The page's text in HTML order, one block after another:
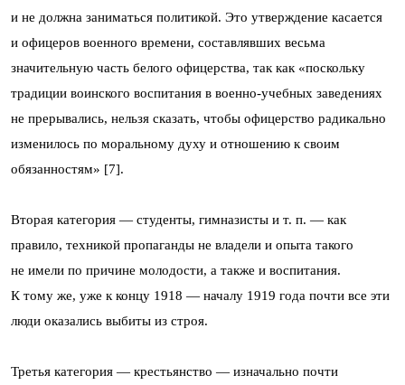
и не должна заниматься политикой. Это утверждение касается
и офицеров военного времени, составлявших весьма
значительную часть белого офицерства, так как «поскольку
традиции воинского воспитания в военно-учебных заведениях
не прерывались, нельзя сказать, чтобы офицерство радикально
изменилось по моральному духу и отношению к своим
обязанностям» [7].
Вторая категория — студенты, гимназисты и т. п. — как
правило, техникой пропаганды не владели и опыта такого
не имели по причине молодости, а также и воспитания.
К тому же, уже к концу 1918 — началу 1919 года почти все эти
люди оказались выбиты из строя.
Третья категория — крестьянство — изначально почти